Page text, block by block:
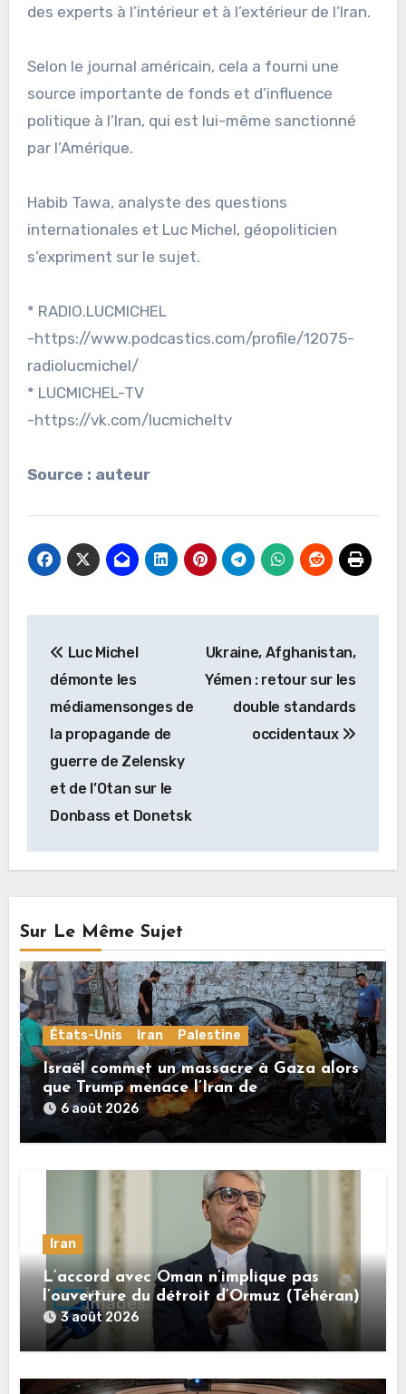
des experts à l’intérieur et à l’extérieur de l’Iran.
Selon le journal américain, cela a fourni une
source importante de fonds et d’influence
politique à l’Iran, qui est lui-même sanctionné
par l’Amérique.
Habib Tawa, analyste des questions
internationales et Luc Michel, géopoliticien
s’expriment sur le sujet.
* RADIO.LUCMICHEL
-https://www.podcastics.com/profile/12075-
radiolucmichel/
* LUCMICHEL-TV
-https://vk.com/lucmicheltv
Source : auteur
de
l’article
Luc Michel
démonte les
médiamensonges de
la propagande de
guerre de Zelensky
et de l’Otan sur le
Donbass et Donetsk
Ukraine, Afghanistan,
Yémen : retour sur les
double standards
occidentaux
Sur Le Même Sujet
États-Unis Iran Palestine
Israël commet un massacre à Gaza alors
que Trump menace l’Iran de
«décapitation»
6 août 2026
Iran
L’accord avec Oman n’implique pas
l’ouverture du détroit d’Ormuz (Téhéran)
3 août 2026